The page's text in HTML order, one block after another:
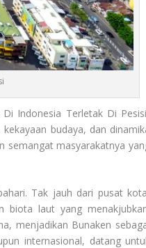
Indonesia Terletak Di
budaya, dan
semangat masyarakatnya
Tak jauh dari pusat
biota laut yang
menjadikan Bunaken
internasional, datang